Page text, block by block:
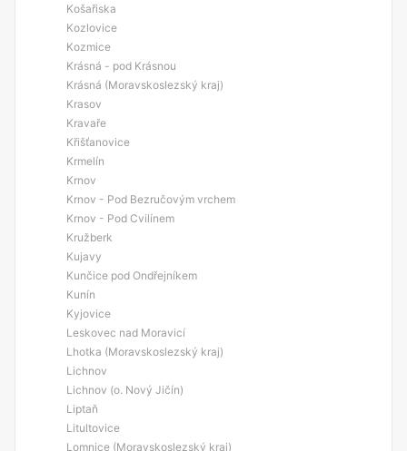
Košařiska
Kozlovice
Kozmice
Krásná - pod Krásnou
Krásná (Moravskoslezský kraj)
Krasov
Kravaře
Křišťanovice
Krmelín
Krnov
Krnov - Pod Bezručovým vrchem
Krnov - Pod Cvilínem
Kružberk
Kujavy
Kunčice pod Ondřejníkem
Kunín
Kyjovice
Leskovec nad Moravicí
Lhotka (Moravskoslezský kraj)
Lichnov
Lichnov (o. Nový Jičín)
Liptaň
Litultovice
Lomnice (Moravskoslezský kraj)